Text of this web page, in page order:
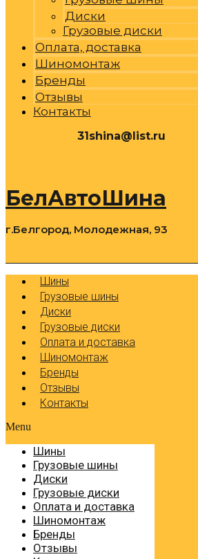
Диски
Грузовые диски
Оплата, доставка
Шиномонтаж
Бренды
Отзывы
Контакты
31shina@list.ru
БелАвтоШина
г.Белгород, Молодежная, 93
Шины
Грузовые шины
Диски
Грузовые диски
Оплата и доставка
Шиномонтаж
Бренды
Отзывы
Контакты
Menu
Шины
Грузовые шины
Диски
Грузовые диски
Оплата и доставка
Шиномонтаж
Бренды
Отзывы